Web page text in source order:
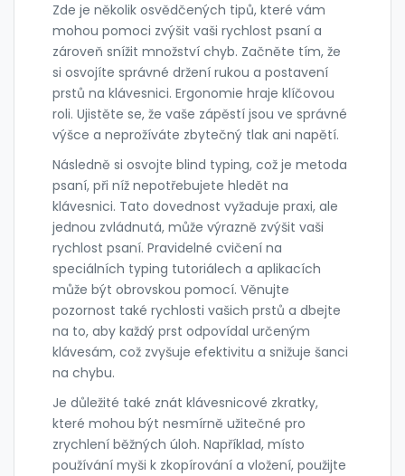
Zde je několik osvědčených tipů, které vám
mohou pomoci zvýšit vaši rychlost psaní a
zároveň snížit množství chyb. Začněte tím, že
si osvojíte správné držení rukou a postavení
prstů na klávesnici. Ergonomie hraje klíčovou
roli. Ujistěte se, že vaše zápěstí jsou ve správné
výšce a neprožíváte zbytečný tlak ani napětí.
Následně si osvojte blind typing, což je metoda
psaní, při níž nepotřebujete hledět na
klávesnici. Tato dovednost vyžaduje praxi, ale
jednou zvládnutá, může výrazně zvýšit vaši
rychlost psaní. Pravidelné cvičení na
speciálních typing tutoriálech a aplikacích
může být obrovskou pomocí. Věnujte
pozornost také rychlosti vašich prstů a dbejte
na to, aby každý prst odpovídal určeným
klávesám, což zvyšuje efektivitu a snižuje šanci
na chybu.
Je důležité také znát klávesnicové zkratky,
které mohou být nesmírně užitečné pro
zrychlení běžných úloh. Například, místo
používání myši k zkopírování a vložení, použijte